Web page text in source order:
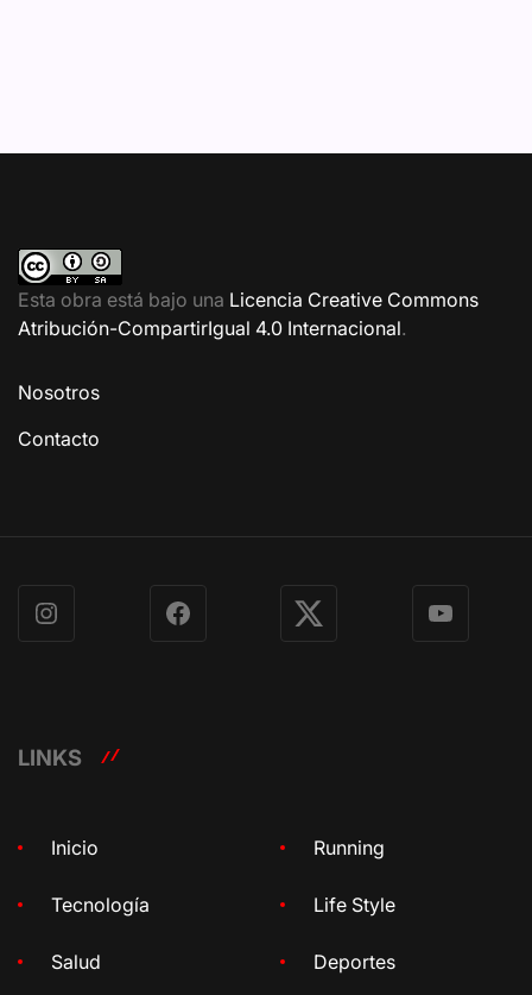
Esta obra está bajo una Licencia Creative Commons
Atribución-CompartirIgual 4.0 Internacional.
Nosotros
Contacto
Instagram Facebook X YouTube
LINKS
Inicio Running
Tecnología Life Style
Salud Deportes